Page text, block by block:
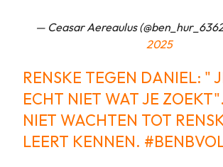
— Ceasar Aereaulus
2025
RENSKE TEGEN DANIEL: "
ECHT NIET WAT JE
NIET WACHTEN TOT
LEERT KENNEN.